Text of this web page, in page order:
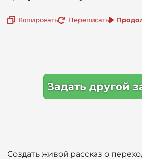
Копировать Переписать
Задать другой
Создать живой рассказ о